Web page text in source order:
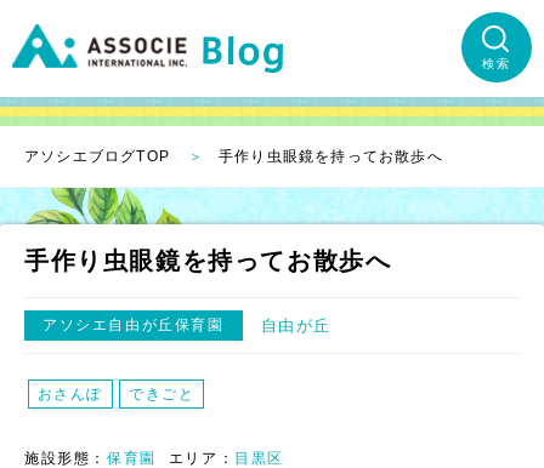
検索
アソシエブログTOP 手作り虫眼鏡を持ってお散歩へ
手作り虫眼鏡を持ってお散歩へ
アソシエ自由が丘保育園 自由が丘
おさんぽ できごと
施設形態： 保育園 エリア： 目黒区